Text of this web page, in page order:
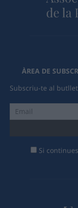
ÀREA DE
Subscriu-te al
Si